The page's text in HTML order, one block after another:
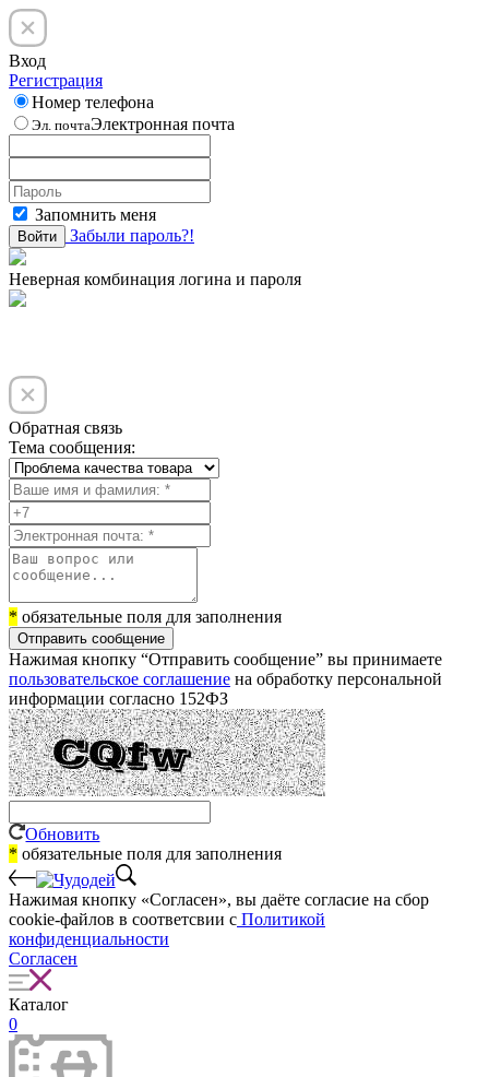
Вход
Регистрация
Номер телефона
Эл. почтаЭлектронная почта
Запомнить меня
Войти Забыли пароль?!
Неверная комбинация логина и пароля
Обратная связь
Тема сообщения:
* обязательные поля для заполнения
Отправить сообщение
Нажимая кнопку “Отправить сообщение” вы принимаете
пользовательское соглашение на обработку персональной
информации согласно 152ФЗ
Обновить
* обязательные поля для заполнения
Нажимая кнопку «Согласен», вы даёте cогласие на сбор
cookie-файлов в соответсвии с Политикой
конфиденциальности
Согласен
Каталог
0